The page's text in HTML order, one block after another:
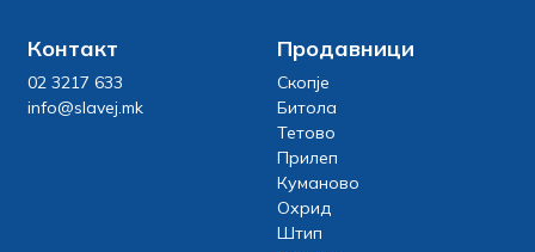
Контакт
02 3217 633
info@slavej.mk
Продавници
Скопје
Битола
Тетово
Прилеп
Куманово
Охрид
Штип